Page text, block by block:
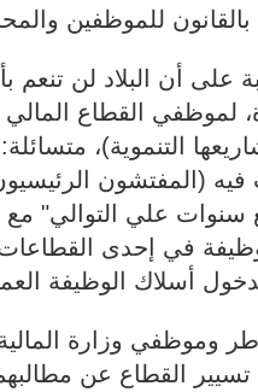
بالقانون للموظفين
على أن البلاد لن
لموظفي القطاع
التنموية)،
(المفتشون
سنوات علي التوالي"
في إحدى
أسلاك الوظيفة
وموظفي وزارة
تسيير القطاع عن